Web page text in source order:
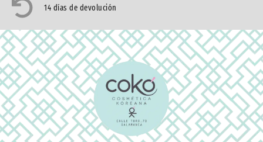
14 días de devolución